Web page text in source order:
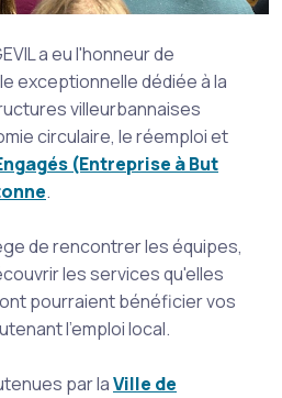
a eu l'honneur de
exceptionnelle dédiée à la
villeurbannaises
circulaire, le réemploi et
(Entreprise à But
.
de rencontrer les équipes,
les services qu'elles
pourraient bénéficier vos
l'emploi local.
par laVille de